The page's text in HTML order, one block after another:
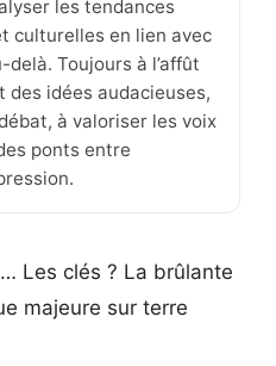
les tendances
culturelles en lien avec
delà. Toujours à l’affût
idées audacieuses,
à valoriser les voix
ponts entre
Les clés ? La brûlante
majeure sur terre